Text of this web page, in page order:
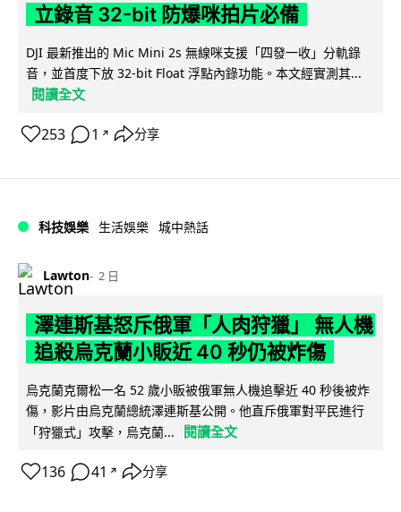
立錄音 32-bit 防爆咪拍片必備
DJI 最新推出的 Mic Mini 2s 無線咪支援「四發一收」分軌錄
音，並首度下放 32-bit Float 浮點內錄功能。本文經實測其...
閱讀全文
253 1 ↗ 分享
科技娛樂 生活娛樂 城中熱話
Lawton 2 日
澤連斯基怒斥俄軍「人肉狩獵」 無人機
追殺烏克蘭小販近 40 秒仍被炸傷
烏克蘭克爾松一名 52 歲小販被俄軍無人機追擊近 40 秒後被炸
傷，影片由烏克蘭總統澤連斯基公開。他直斥俄軍對平民進行
「狩獵式」攻擊，烏克蘭...
閱讀全文
136 41 ↗ 分享